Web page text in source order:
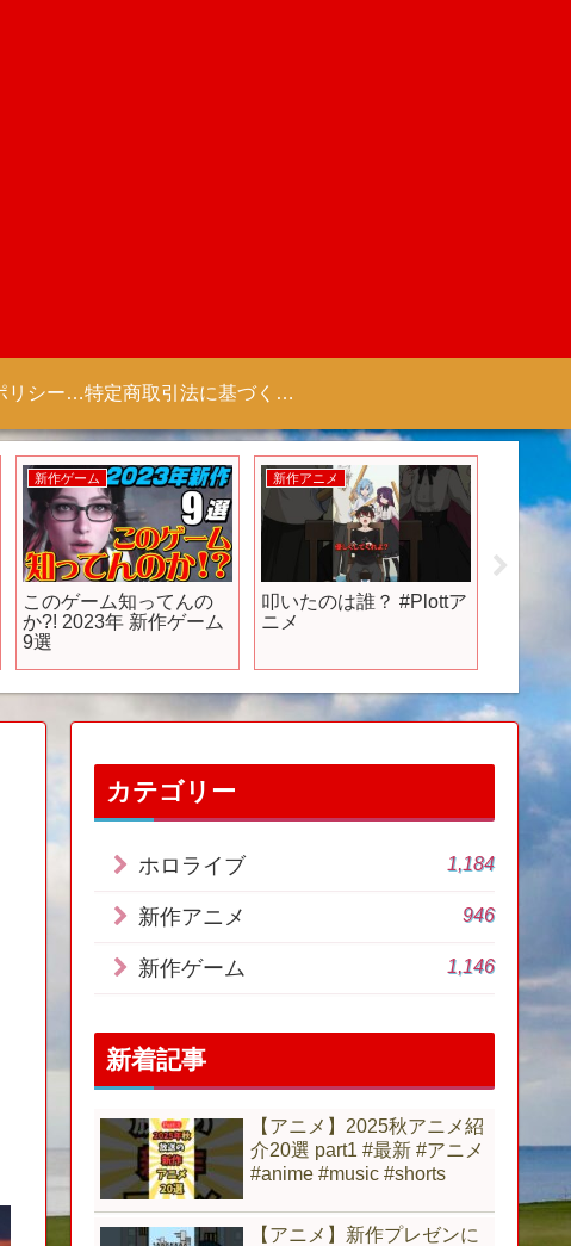
プライバシーポリシー 【Colorful Creation】 特定商取引法に基づく表記（商取引に関する開示）
新作ゲーム
このゲーム知ってんの
か?! 2023年 新作ゲーム
9選
新作アニメ
叩いたのは誰？ #Plottア
ニメ
#新作 #
図書館
カテゴリー
ホロライブ 1,184
新作アニメ 946
新作ゲーム 1,146
新着記事
【アニメ】2025秋アニメ紹
介20選 part1 #最新 #アニメ
#anime #music #shorts
【アニメ】新作プレゼンに